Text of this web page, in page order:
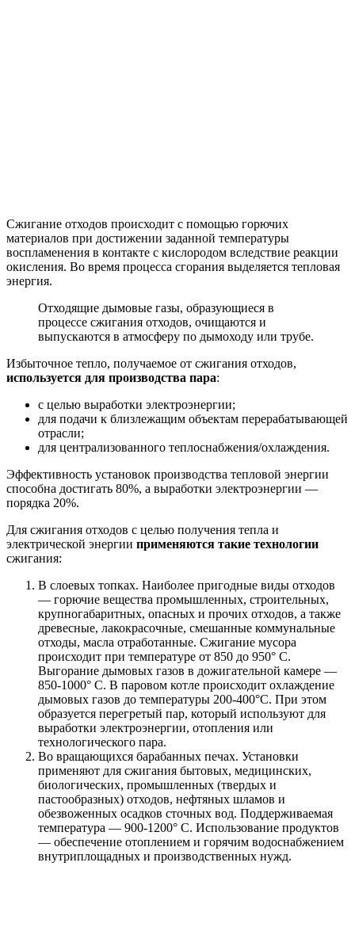
Сжигание отходов происходит с помощью горючих
материалов при достижении заданной температуры
воспламенения в контакте с кислородом вследствие реакции
окисления. Во время процесса сгорания выделяется тепловая
энергия.
Отходящие дымовые газы, образующиеся в
процессе сжигания отходов, очищаются и
выпускаются в атмосферу по дымоходу или трубе.
Избыточное тепло, получаемое от сжигания отходов,
используется для производства пара:
с целью выработки электроэнергии;
для подачи к близлежащим объектам перерабатывающей
отрасли;
для централизованного теплоснабжения/охлаждения.
Эффективность установок производства тепловой энергии
способна достигать 80%, а выработки электроэнергии —
порядка 20%.
Для сжигания отходов с целью получения тепла и
электрической энергии применяются такие технологии
сжигания:
В слоевых топках. Наиболее пригодные виды отходов
— горючие вещества промышленных, строительных,
крупногабаритных, опасных и прочих отходов, а также
древесные, лакокрасочные, смешанные коммунальные
отходы, масла отработанные. Сжигание мусора
происходит при температуре от 850 до 950° С.
Выгорание дымовых газов в дожигательной камере —
850-1000° С. В паровом котле происходит охлаждение
дымовых газов до температуры 200-400°С. При этом
образуется перегретый пар, который используют для
выработки электроэнергии, отопления или
технологического пара.
Во вращающихся барабанных печах. Установки
применяют для сжигания бытовых, медицинских,
биологических, промышленных (твердых и
пастообразных) отходов, нефтяных шламов и
обезвоженных осадков сточных вод. Поддерживаемая
температура — 900-1200° С. Использование продуктов
— обеспечение отоплением и горячим водоснабжением
внутриплощадных и производственных нужд.